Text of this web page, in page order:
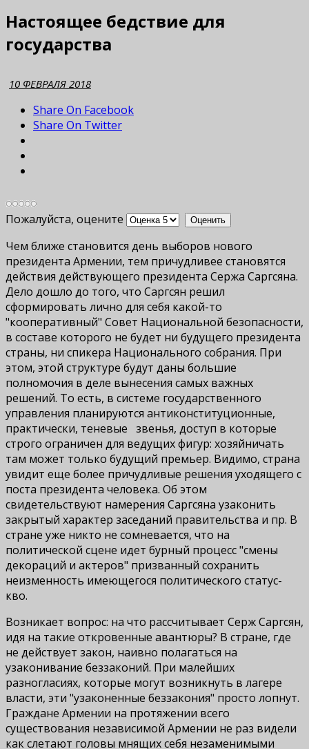
Настоящее бедствие для
государства
10 ФЕВРАЛЯ 2018
Share On Facebook
Share On Twitter
Пожалуйста, оцените
Чем ближе становится день выборов нового
президента Армении, тем причудливее становятся
действия действующего президента Сержа Саргсяна.
Дело дошло до того, что Саргсян решил
сформировать лично для себя какой-то
"кооперативный" Совет Национальной безопасности,
в составе которого не будет ни будущего президента
страны, ни спикера Национального собрания. При
этом, этой структуре будут даны большие
полномочия в деле вынесения самых важных
решений. То есть, в системе государственного
управления планируются антиконституционные,
практически, теневые звенья, доступ в которые
строго ограничен для ведущих фигур: хозяйничать
там может только будущий премьер. Видимо, страна
увидит еще более причудливые решения уходящего с
поста президента человека. Об этом
свидетельствуют намерения Саргсяна узаконить
закрытый характер заседаний правительства и пр. В
стране уже никто не сомневается, что на
политической сцене идет бурный процесс "смены
декораций и актеров" призванный сохранить
неизменность имеющегося политического статус-
кво.
Возникает вопрос: на что рассчитывает Серж Саргсян,
идя на такие откровенные авантюры? В стране, где
не действует закон, наивно полагаться на
узаконивание беззаконий. При малейших
разногласиях, которые могут возникнуть в лагере
власти, эти "узаконенные беззакония" просто лопнут.
Граждане Армении на протяжении всего
существования независимой Армении не раз видели
как слетают головы мнящих себя незаменимыми